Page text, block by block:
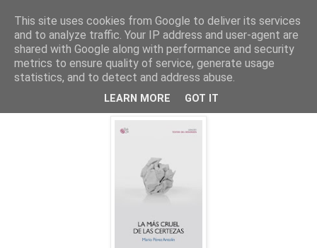
Conjurar la barbarie
This site uses cookies from Google to deliver its services
and to analyze traffic. Your IP address and user-agent are
shared with Google along with performance and security
metrics to ensure quality of service, generate usage
statistics, and to detect and address abuse.
LEARN MORE GOT IT